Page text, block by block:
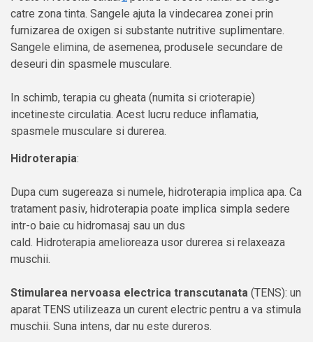
catre zona tinta. Sangele ajuta la vindecarea zonei prin
furnizarea de oxigen si substante nutritive suplimentare.
Sangele elimina, de asemenea, produsele secundare de
deseuri din spasmele musculare.
In schimb, terapia cu gheata (numita si crioterapie)
incetineste circulatia. Acest lucru reduce inflamatia,
spasmele musculare si durerea.
Hidroterapia:
Dupa cum sugereaza si numele, hidroterapia implica apa. Ca
tratament pasiv, hidroterapia poate implica simpla sedere
intr-o baie cu hidromasaj sau un dus
cald. Hidroterapia amelioreaza usor durerea si relaxeaza
muschii.
Stimularea nervoasa electrica transcutanata (TENS): un
aparat TENS utilizeaza un curent electric pentru a va stimula
muschii. Suna intens, dar nu este dureros.